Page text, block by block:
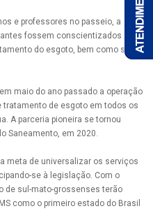
e professores no passeio, a
fossem conscientizados
do esgoto, bem como sobre
maio do ano passado a operação
de esgoto em todos os
A parceria pioneira se tornou
Saneamento, em 2020.
meta de universalizar os serviços
se à legislação. Com o
de sul-mato-grossenses terão
como o primeiro estado do Brasil